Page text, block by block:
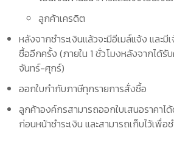
ลูกค้าเครดิต
หลังจากชำระเงินแล้วจะมีอีเมล์แจ้ง และ
ซื้ออีกครั้ง (ภายใน 1 ชั่วโมงหลังจากได้รั
จันทร์-ศุกร์)
ออกใบกำกับภาษีทุกรายการสั่งซื้อ
ลูกค้าองค์กรสามารถออกใบเสนอราคาไ
ก่อนหน้าชำระเงิน และสามารถเก็บไว้เพื่อ